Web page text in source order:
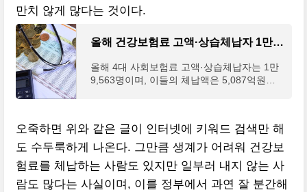
만치 않게 많다는 것이다.
올해 건강보험료 고액·상습체납자 1만8천여명…체납액 4천억원 - 청년의사
올해 4대 사회보험료 고액·상습체납자는 1만
9,563명이며, 이들의 체납액은 5,087억원에
오죽하면 위와 같은 글이 인터넷에 키워드 검색만 해
도 수두룩하게 나온다. 그만큼 생계가 어려워 건강보
험료를 체납하는 사람도 있지만 일부러 내지 않는 사
람도 많다는 사실이며, 이를 정부에서 과연 잘 분간해